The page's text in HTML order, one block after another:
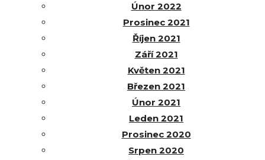
Únor 2022
Prosinec 2021
Říjen 2021
Září 2021
Květen 2021
Březen 2021
Únor 2021
Leden 2021
Prosinec 2020
Srpen 2020